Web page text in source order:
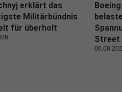
erklärt das
Militärbündnis
für überholt
Street